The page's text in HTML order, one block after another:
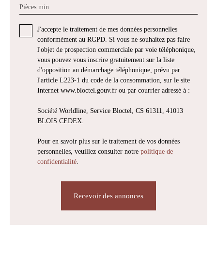
Pièces min
J'accepte le traitement de mes données personnelles
conformément au RGPD. Si vous ne souhaitez pas faire
l'objet de prospection commerciale par voie téléphonique,
vous pouvez vous inscrire gratuitement sur la liste
d'opposition au démarchage téléphonique, prévu par
l'article L223-1 du code de la consommation, sur le site
Internet www.bloctel.gouv.fr ou par courrier adressé à :
Société Worldline, Service Bloctel, CS 61311, 41013
BLOIS CEDEX.
Pour en savoir plus sur le traitement de vos données
personnelles, veuillez consulter notre politique de
confidentialité
Recevoir des annonces